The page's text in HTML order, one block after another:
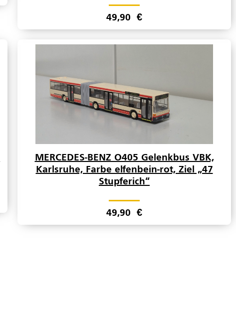
49,90 €
MERCEDES-BENZ O405 Gelenkbus VBK,
Karlsruhe, Farbe elfenbein-rot, Ziel „47
Stupferich“
49,90 €